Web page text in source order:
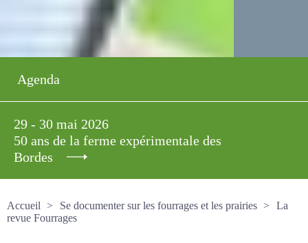
Agenda
29 - 30 mai 2026
50 ans de la ferme expérimentale des
Bordes
Accueil
Se documenter sur les fourrages et les prairies
La revue Fourrages